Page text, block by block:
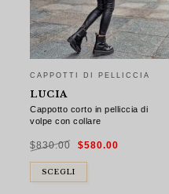
CAPPOTTI DI PELLICCIA
LUCIA
Cappotto corto in pelliccia di
volpe con collare
$830.00 prezzo
era:
$580.00
SCEGLI